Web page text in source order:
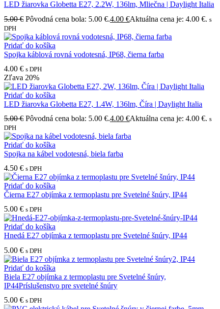
LED žiarovka Globetta E27, 2.2W, 136lm, Mliečna | Daylight Italia
5.00€ Pôvodná cena bola: 5.00 €.4.00 €Aktuálna cena je: 4.00 €. s
DPH
Pridať do košíka
Spojka káblová rovná vodotesná, IP68, čierna farba
4.00 € s DPH
Zľava 20%
Pridať do košíka
LED žiarovka Globetta E27, 1.4W, 136lm, Číra | Daylight Italia
5.00€ Pôvodná cena bola: 5.00 €.4.00 €Aktuálna cena je: 4.00 €. s
DPH
Pridať do košíka
Spojka na kábel vodotesná, biela farba
4.50 € s DPH
Pridať do košíka
Čierna E27 objímka z termoplastu pre Svetelné šnúry, IP44
5.00 € s DPH
Pridať do košíka
Hnedá E27 objímka z termoplastu pre Svetelné šnúry, IP44
5.00 € s DPH
Pridať do košíka
Biela E27 objímka z termoplastu pre Svetelné šnúry,
IP44Príslušenstvo pre svetelné šnúry
5.00 € s DPH